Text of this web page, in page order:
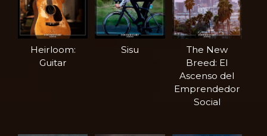
Heirloom:
Guitar
Sisu
The New
Breed: El
Ascenso del
Emprendedor
Social